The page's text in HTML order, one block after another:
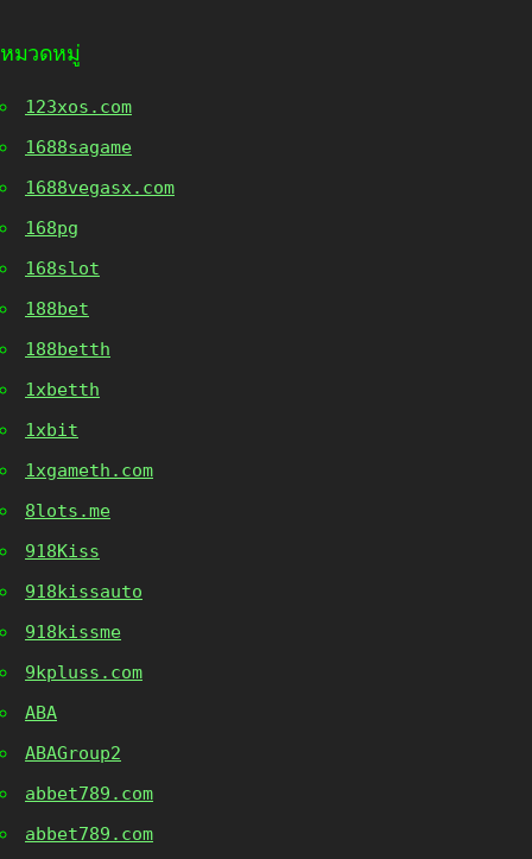
หมวดหมู่
123xos.com
1688sagame
1688vegasx.com
168pg
168slot
188bet
188betth
1xbetth
1xbit
1xgameth.com
8lots.me
918Kiss
918kissauto
918kissme
9kpluss.com
ABA
ABAGroup2
abbet789.com
abbet789.com